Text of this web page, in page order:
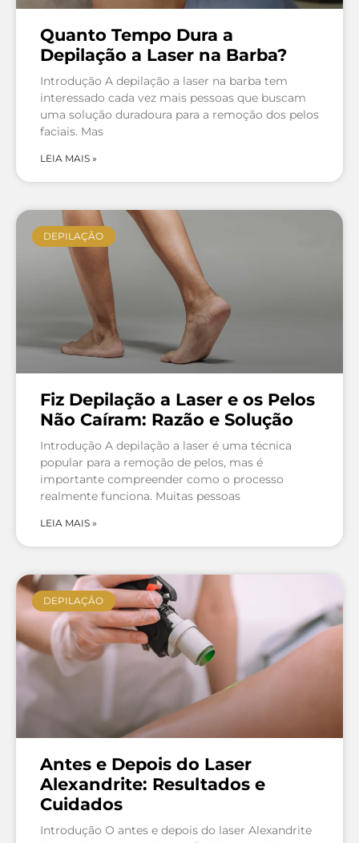
Quanto Tempo Dura a
Depilação a Laser na Barba?
Introdução A depilação a laser na barba tem
interessado cada vez mais pessoas que buscam
uma solução duradoura para a remoção dos pelos
faciais. Mas
LEIA MAIS »
DEPILAÇÃO
Fiz Depilação a Laser e os Pelos
Não Caíram: Razão e Solução
Introdução A depilação a laser é uma técnica
popular para a remoção de pelos, mas é
importante compreender como o processo
realmente funciona. Muitas pessoas
LEIA MAIS »
DEPILAÇÃO
Antes e Depois do Laser
Alexandrite: Resultados e
Cuidados
Introdução O antes e depois do laser Alexandrite